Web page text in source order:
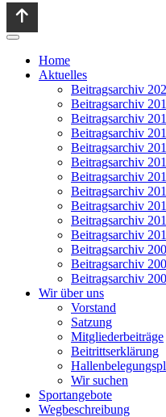
Home
Aktuelles
Beitragsarchiv
Beitragsarchiv
Beitragsarchiv
Beitragsarchiv
Beitragsarchiv
Beitragsarchiv
Beitragsarchiv
Beitragsarchiv
Beitragsarchiv
Beitragsarchiv
Beitragsarchiv
Beitragsarchiv
Beitragsarchiv
Beitragsarchiv
Wir über uns
Vorstand
Satzung
Mitgliederbeiträge
Beitrittserklärung
Wir suchen
Sportangebote
Wegbeschreibung